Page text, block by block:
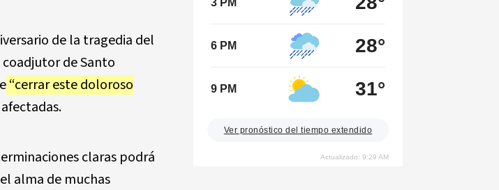
de la tragedia del
de Santo
“cerrar este doloroso
claras podrá
alma de muchas
6 PM 28°
9 PM 31°
Ver pronóstico del tiempo extendido
Actualizado: 9:29 AM